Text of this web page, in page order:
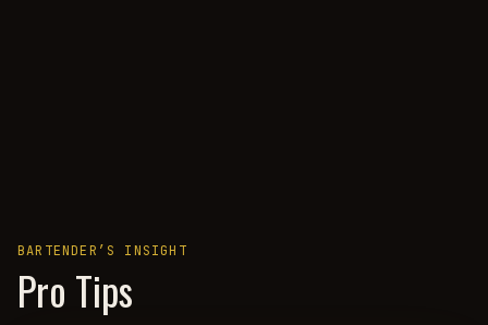
BARTENDER’S INSIGHT
Pro Tips